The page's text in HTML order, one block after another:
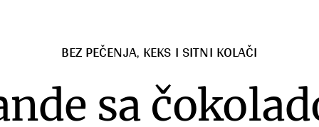
BEZ PEČENJA,KEKS I SITNI KOLAČI
sa